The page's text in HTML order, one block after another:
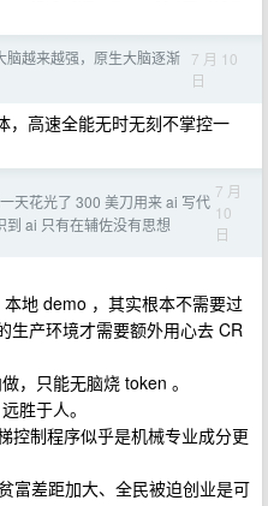
脑越来越强，原生大脑逐渐 7 月 10
日
，高速全能无时无刻不掌控一
天花光了 300 美刀用来 ai 写代
ai 只有在辅佐没有思想
7 月
10
日
地 demo ，其实根本不需要过
生产环境才需要额外用心去 CR
，只能无脑烧 token 。
胜于人。
控制程序似乎是机械专业成分更
富差距加大、全民被迫创业是可